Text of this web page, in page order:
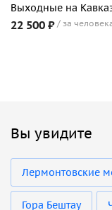
Выходные на
22 500 ₽ за
Вы увидите
Лермонтовские
Гора Бештау